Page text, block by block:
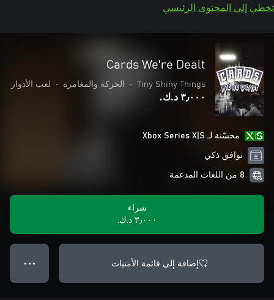
تخطي إلى المحتوى الرئيسي
Cards We're Dealt
Tiny Shiny Things
• الحركة والمغامرة • لعب الأدوار
٣٫٠٠٠ د.ك.‏
محسّنة لـ Xbox Series X|S
توافق ذكي
8 من اللغات المدعمة
شراء
٣٫٠٠٠ د.ك.‏
إضافة إلى قائمة الأمنيات ● ● ●